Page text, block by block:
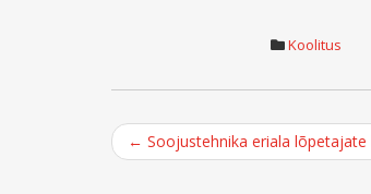
Koolitus
Post
← Soojustehnika eriala